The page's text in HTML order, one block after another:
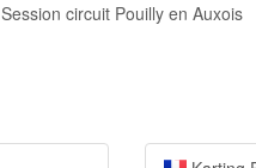
Session circuit Pouilly en Auxois